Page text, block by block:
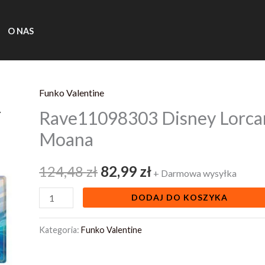
O NAS
Funko Valentine
Rave11098303 Disney
Moana
124,48zł
Pierwotna
cena
124,48 zł.
82,99 zł
cena
82,99 zł.
+ Darmowa wysyłka
ilość
Rave11098303
Disney
Lorcana
Tcg
Playmat
Moana
DODAJ DO KOSZYKA
Kategoria:Funko Valentine